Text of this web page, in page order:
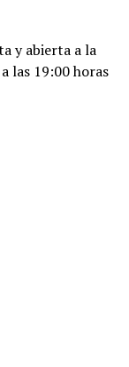
y abierta a la
las 19:00 horas